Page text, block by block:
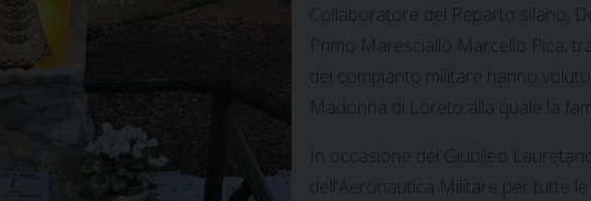
Collaboratore del Reparto silano,
Primo Maresciallo Marcello Pica,
del compianto militare hanno
Madonna di Loreto alla quale la
In occasione del Giubileo
dell’Aeronautica Militare per tutte